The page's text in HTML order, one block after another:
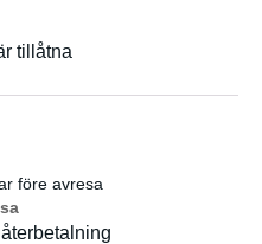
tillåtna
före avresa